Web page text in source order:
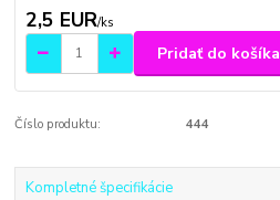
2,5 EUR/ks
Pridať do košíka
Číslo produktu: 444
Kompletné špecifikácie